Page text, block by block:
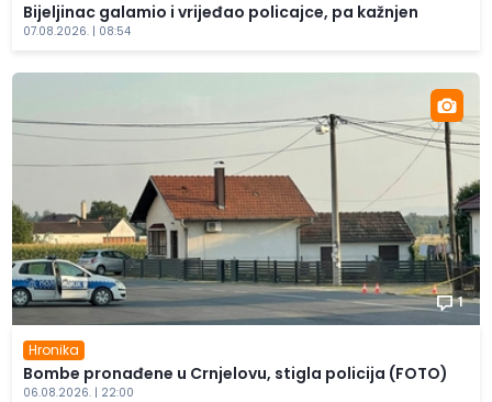
Bijeljinac galamio i vrijeđao policajce, pa kažnjen
07.08.2026. | 08:54
1
Hronika
Bombe pronađene u Crnjelovu, stigla policija (FOTO)
06.08.2026. | 22:00